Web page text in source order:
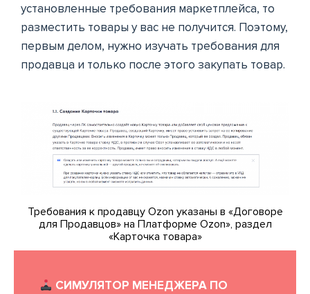
установленные требования маркетплейса, то
разместить товары у вас не получится. Поэтому,
первым делом, нужно изучать требования для
продавца и только после этого закупать товар.
Требования к продавцу Ozon указаны в «Договоре
для Продавцов» на Платформе Ozon», раздел
«Карточка товара»
СИМУЛЯТОР МЕНЕДЖЕРА ПО